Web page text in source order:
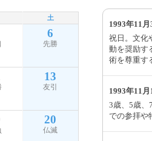
土
6
先勝
13
友引
20
仏滅
1993年11
祝日。文化
動を奨励す
術を尊重す
1993年11
3歳、5歳、
での参拝や